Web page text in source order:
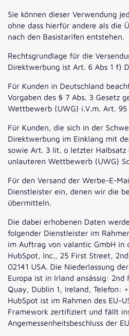
Sie können dieser Verwendung
ohne dass hierfür andere als die
nach den Basistarifen entstehen.
Rechtsgrundlage für die
Direktwerbung ist Art. 6 Abs 1 f)
Für Kunden in Deutschland
Vorgaben des § 7 Abs. 3 Gesetz
Wettbewerb (UWG) i.V.m. Art. 95
Für Kunden, die sich in der
Direktwerbung im Einklang mit
sowie Art. 3 lit. o letzter Halbsatz
unlauteren Wettbewerb (UWG)
Für den Versand der Werbe-E-
Dienstleister ein, denen wir die
übermitteln.
Die dabei erhobenen Daten
folgender Dienstleister im
im Auftrag von valantic GmbH in
HubSpot, Inc., 25 First Street,
02141 USA. Die Niederlassung
Europa ist in Irland ansässig:
Quay, Dublin 1, Ireland, Telefon:
HubSpot ist im Rahmen des EU-
Framework zertifiziert und fällt
Angemessenheitsbeschluss der